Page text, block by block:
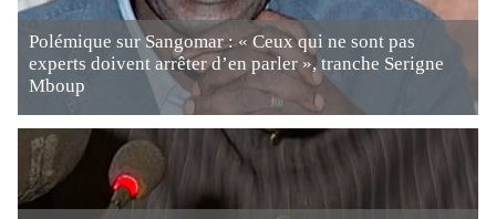
Polémique sur Sangomar : « Ceux qui ne sont pas
experts doivent arrêter d’en parler », tranche Serigne
Mboup